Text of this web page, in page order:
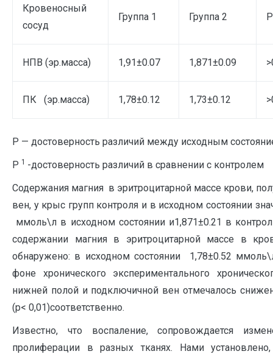
Кровеносный
сосуд
Группа 1 Группа 2 Р
НПВ (эр.масса) 1,91±0.07 1,871±0.09
ПК (эр.масса) 1,78±0.12 1,73±0.12
Р — достоверность различий между исходным
Р 1 -достоверность различий в сравнении с контролем
Содержания магния в эритроцитарной массе крови,
вен, у крыс групп контроля и в исходном состоянии
ммоль\л в исходном состоянии и1,871±0.21 в
содержании магния в эритроцитарной массе в
обнаружено: в исходном состоянии 1,78±0.52
фоне хронического экспериментального
нижней полой и подключичной вен отмечалось
(p< 0,01)соответственно.
Известно, что воспаление, сопровождается
пролиферации в разных тканях. Нами